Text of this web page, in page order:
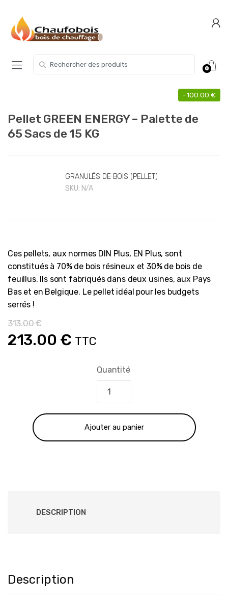
navigation
content
0
-100.00 €
Pellet GREEN ENERGY – Palette de
65 Sacs de 15 KG
GRANULÉS DE BOIS (PELLET)
SKU: N/A
Ces pellets, aux normes DIN Plus, EN Plus, sont
constitués à 70% de bois résineux et 30% de bois de
feuillus. Ils sont fabriqués dans deux usines, aux Pays
Bas et en Belgique. Le pellet idéal pour les budgets
serrés !
313.00€
Le
était :
313.00 €.
213.00 €Le
prix
actuel
est :
213.00 €.
TTC
Quantité
Ajouter au panier
DESCRIPTION
Description